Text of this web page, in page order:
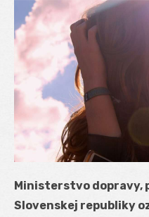
Ministerstvo dopravy,
Slovenskej republiky